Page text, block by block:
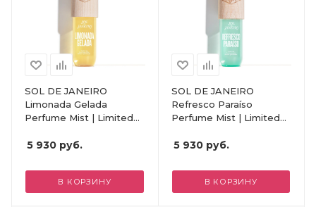
SOL DE JANEIRO
Limonada Gelada
Perfume Mist | Limited
5 930 руб.
В КОРЗИНУ
SOL DE JANEIRO
Refresco Paraíso
Perfume Mist | Limited
5 930руб.
В КОРЗИНУ